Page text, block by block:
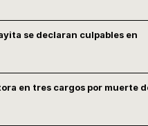
se declaran culpables en
en tres cargos por muerte